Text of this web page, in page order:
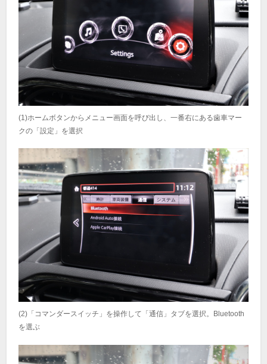
(1)ホームボタンからメニュー画面を呼び出し、一番右にある歯車マー
クの「設定」を選択
(2)「コマンダースイッチ」を操作して「通信」タブを選択。Bluetooth
を選ぶ